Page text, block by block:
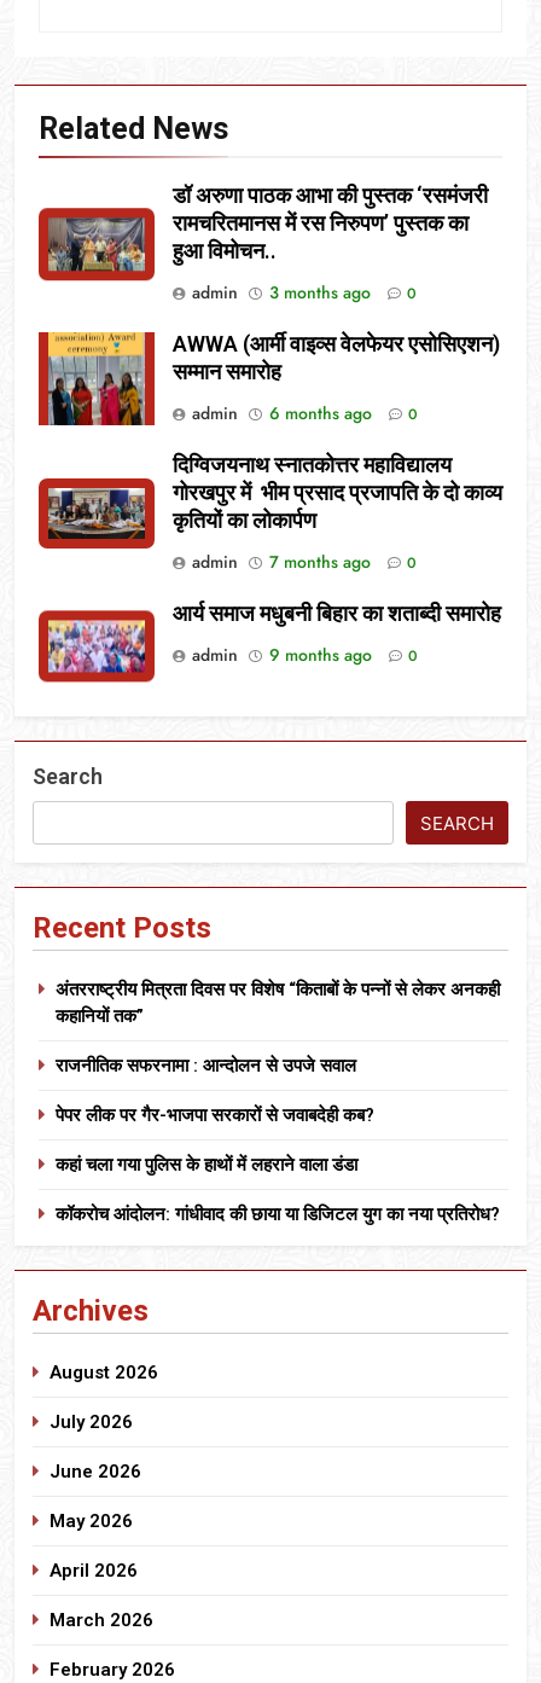
Related News
डॉ अरुणा पाठक आभा की पुस्तक ‘रसमंजरी
रामचरितमानस में रस निरुपण’ पुस्तक का
हुआ विमोचन..
admin
3 months ago 0
AWWA (आर्मी वाइव्स वेलफेयर एसोसिएशन)
सम्मान समारोह
admin
6 months ago 0
दिग्विजयनाथ स्नातकोत्तर महाविद्यालय
गोरखपुर में भीम प्रसाद प्रजापति के दो काव्य
कृतियों का लोकार्पण
admin
7 months ago 0
आर्य समाज मधुबनी बिहार का शताब्दी समारोह
admin
9 months ago 0
Search
SEARCH
Recent Posts
अंतरराष्ट्रीय मित्रता दिवस पर विशेष “किताबों के पन्नों से लेकर अनकही
कहानियों तक”
राजनीतिक सफरनामा : आन्दोलन से उपजे सवाल
पेपर लीक पर गैर-भाजपा सरकारों से जवाबदेही कब?
कहां चला गया पुलिस के हाथों में लहराने वाला डंडा
कॉकरोच आंदोलन: गांधीवाद की छाया या डिजिटल युग का नया प्रतिरोध?
Archives
August 2026
July 2026
June 2026
May 2026
April 2026
March 2026
February 2026